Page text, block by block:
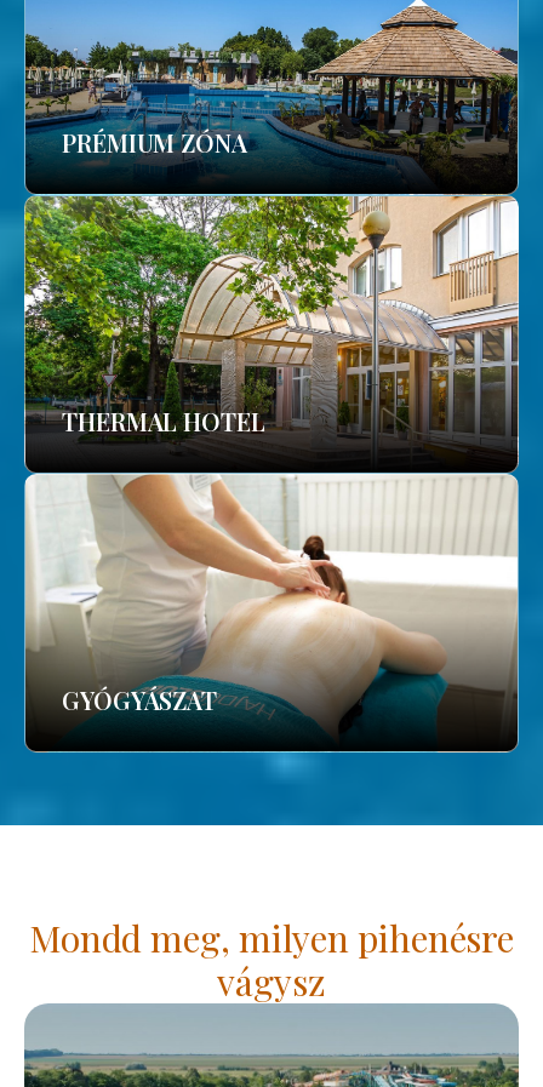
PRÉMIUM ZÓNA
THERMAL HOTEL
GYÓGYÁSZAT
Mondd meg, milyen pihenésre
vágysz